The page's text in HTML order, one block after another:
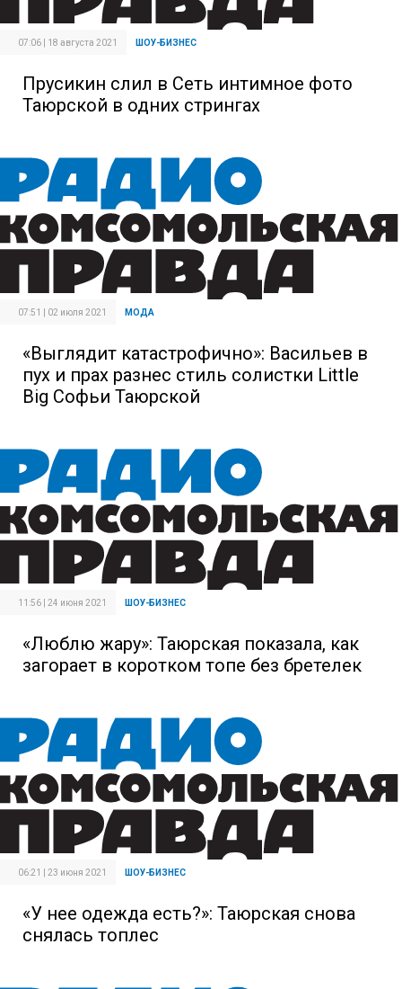
07:06 | 18 августа 2021 ШОУ-БИЗНЕС
Прусикин слил в Сеть интимное фото
Таюрской в одних стрингах
07:51 | 02 июля 2021 МОДА
«Выглядит катастрофично»: Васильев в
пух и прах разнес стиль солистки Little
Big Софьи Таюрской
11:56 | 24 июня 2021 ШОУ-БИЗНЕС
«Люблю жару»: Таюрская показала, как
загорает в коротком топе без бретелек
06:21 | 23 июня 2021 ШОУ-БИЗНЕС
«У нее одежда есть?»: Таюрская снова
снялась топлес